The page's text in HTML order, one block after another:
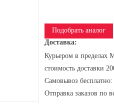
Подобрать аналог
Доставка:
Курьером в пределах
стоимость доставки
Самовывоз
Отправка заказов по